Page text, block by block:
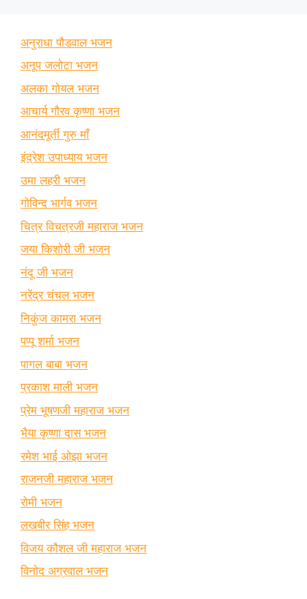
अनुराधा पौडवाल भजन
अनूप जलोटा भजन
अलका गोयल भजन
आचार्य गौरव कृष्णा भजन
आनंदमूर्ती गुरु माँ
इंद्रेश उपाध्याय भजन
उमा लहरी भजन
गोविन्द भार्गव भजन
चित्र विचत्रजी महाराज भजन
जया किशोरी जी भजन
नंदू जी भजन
नरेंद्र चंचल भजन
निकुंज कामरा भजन
पप्पू शर्मा भजन
पागल बाबा भजन
प्रकाश माली भजन
प्रेम भूषणजी महाराज भजन
भैया कृष्णा दास भजन
रमेश भाई ओझा भजन
राजनजी महाराज भजन
रोमी भजन
लखबीर सिंह भजन
विजय कौशल जी महाराज भजन
विनोद अग्रवाल भजन